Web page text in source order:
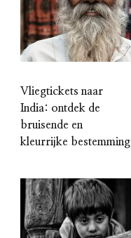
Vliegtickets naar
India: ontdek de
bruisende en
kleurrijke bestemming